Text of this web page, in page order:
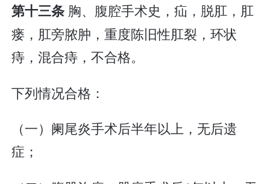
第十三条 胸、腹腔手术史，疝，脱肛，肛
瘘，肛旁脓肿，重度陈旧性肛裂，环状
痔，混合痔，不合格。
下列情况合格：
（一）阑尾炎手术后半年以上，无后遗
症；